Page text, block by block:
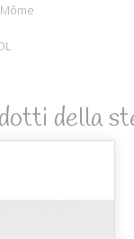
della